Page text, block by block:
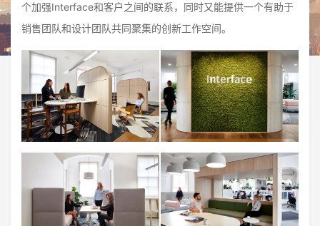
个加强Interface和客户之间的联系，同时又能提供一个有助于
销售团队和设计团队共同聚集的创新工作空间。